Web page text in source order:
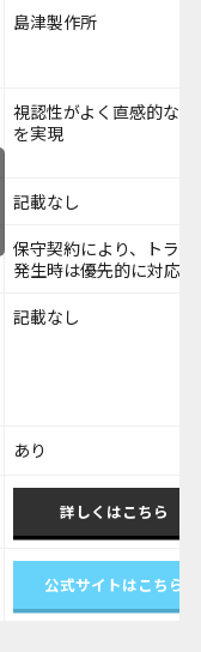
島津製作所
視認性がよく直感的な操
を実現
記載なし
保守契約により、トラブ
発生時は優先的に対応
記載なし
あり
詳しくはこちら
公式サイトはこちら